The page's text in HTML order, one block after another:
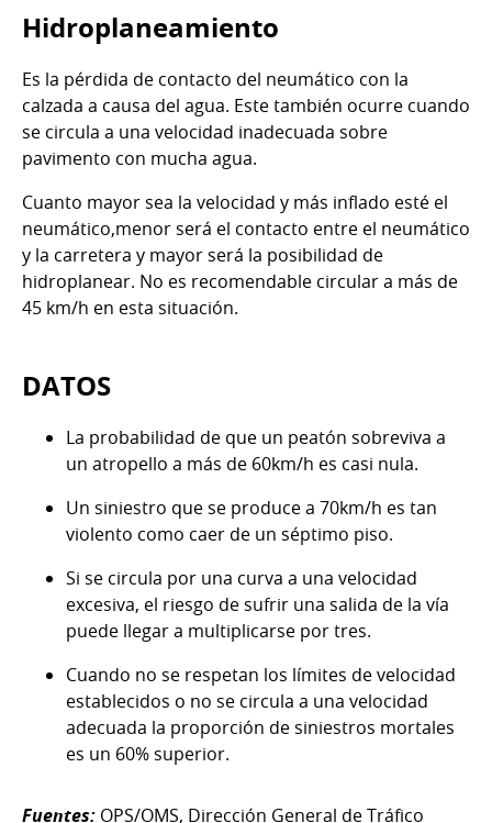
Hidroplaneamiento
Es la pérdida de contacto del neumático con la
calzada a causa del agua. Este también ocurre cuando
se circula a una velocidad inadecuada sobre
pavimento con mucha agua.
Cuanto mayor sea la velocidad y más inflado esté el
neumático,menor será el contacto entre el neumático
y la carretera y mayor será la posibilidad de
hidroplanear. No es recomendable circular a más de
45 km/h en esta situación.
DATOS
La probabilidad de que un peatón sobreviva a
un atropello a más de 60km/h es casi nula.
Un siniestro que se produce a 70km/h es tan
violento como caer de un séptimo piso.
Si se circula por una curva a una velocidad
excesiva, el riesgo de sufrir una salida de la vía
puede llegar a multiplicarse por tres.
Cuando no se respetan los límites de velocidad
establecidos o no se circula a una velocidad
adecuada la proporción de siniestros mortales
es un 60% superior.
Fuentes: OPS/OMS, Dirección General de Tráfico